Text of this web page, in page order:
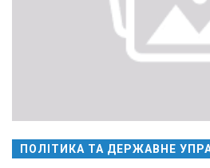
ПОЛІТИКА ТА ДЕРЖАВНЕ